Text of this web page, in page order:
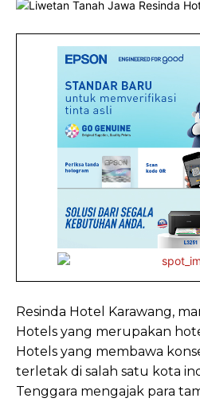
Resinda Hotel Karawang,
Hotels yang merupakan
Hotels yang membawa
terletak di salah satu kota
Tenggara mengajak para